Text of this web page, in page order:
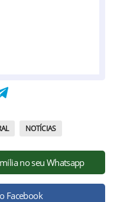
NOTÍCIAS
no seu Whatsapp
Facebook